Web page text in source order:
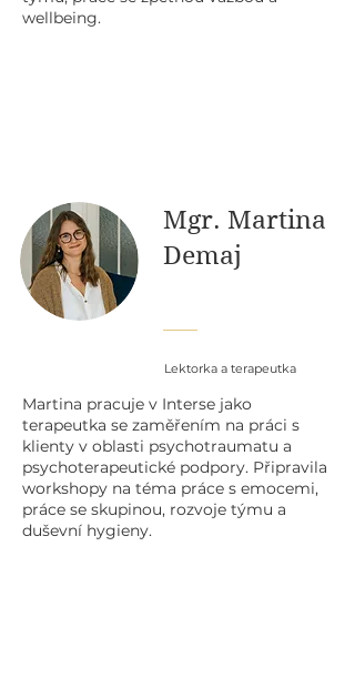
wellbeing.
Mgr. Martina
Demaj
Lektorka a terapeutka
Martina pracuje v Interse jako
terapeutka se zaměřením na práci s
klienty v oblasti psychotraumatu a
psychoterapeutické podpory. Připravila
workshopy na téma práce s emocemi,
práce se skupinou, rozvoje týmu a
duševní hygieny.